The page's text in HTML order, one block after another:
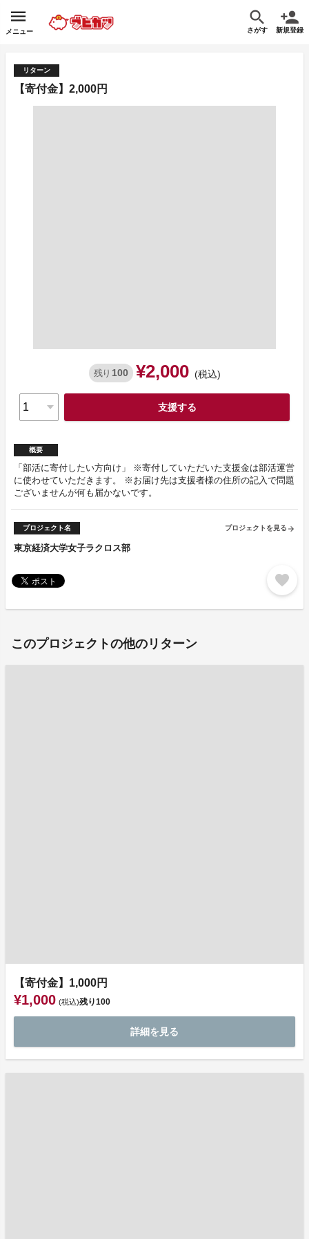
メニュー さがす 新規登録
リターン
【寄付金】2,000円
残り 100 ¥2,000 (税込)
支援する
概要
「部活に寄付したい方向け」 ※寄付していただいた支援金は部活運営
に使わせていただきます。 ※お届け先は支援者様の住所の記入で問題
ございませんが何も届かないです。
プロジェクト名 プロジェクトを見る arrow_forward
東京経済大学女子ラクロス部
favorite
このプロジェクトの他のリターン
【寄付金】1,000円
¥1,000 (税込)残り100
詳細を見る